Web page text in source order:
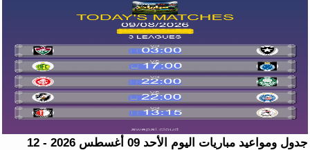
جدول ومواعيد مباريات اليوم الأحد 09 أغسطس 2026 - 12